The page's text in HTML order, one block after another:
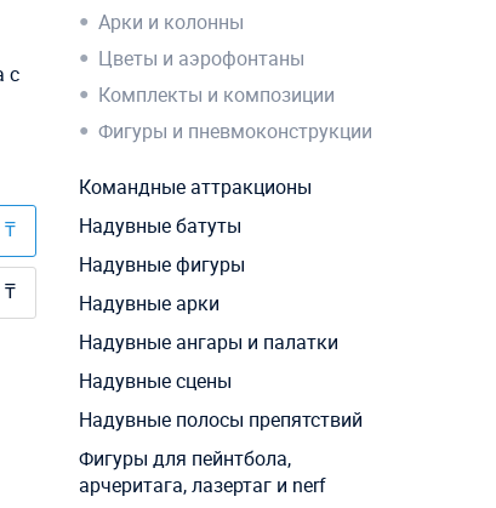
с
₸
₸
Арки и колонны
Цветы и аэрофонтаны
Комплекты и композиции
Фигуры и пневмоконструкции
Командные аттракционы
Надувные батуты
Надувные фигуры
Надувные арки
Надувные ангары и палатки
Надувные сцены
Надувные полосы препятствий
Фигуры для пейнтбола,
арчеритага, лазертаг и nerf